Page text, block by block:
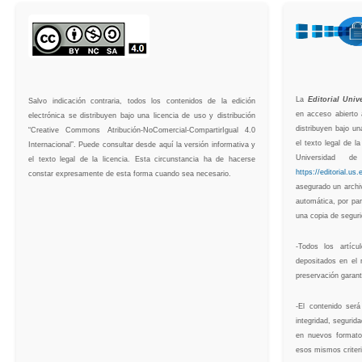
Salvo indicación contraria, todos los contenidos de la edición
electrónica se distribuyen bajo una licencia de uso y distribución
“Creative Commons Atribución-NoComercial-CompartirIgual 4.0
Internacional”. Puede consultar desde aquí la versión informativa y
el texto legal de la licencia. Esta circunstancia ha de hacerse
constar expresamente de esta forma cuando sea necesario.
La Editorial
en acceso abierto
distribuyen bajo
el texto legal de
Universidad
https://
asegurado un
automática, por
una copia de
-Todos los
depositados en el
preservación
-El contenido
integridad,
en nuevos
esos mismos